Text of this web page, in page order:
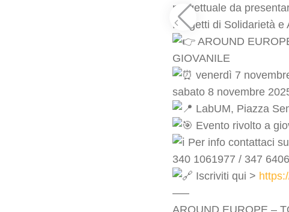
progettuale da
Progetti di Solidarietà e
AROUND
GIOVANILE
venerdì 7
sabato 8 novembre
LabUM, Piazza
Evento rivolto a
Per info contattaci
340 1061977 / 347
Iscriviti qui >
—–